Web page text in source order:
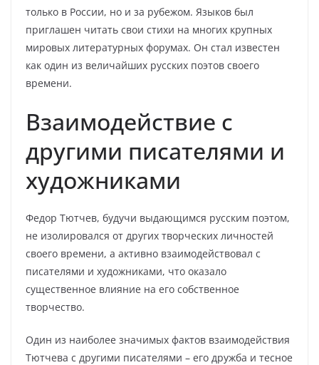
только в России, но и за рубежом. Языков был
приглашен читать свои стихи на многих крупных
мировых литературных форумах. Он стал известен
как один из величайших русских поэтов своего
времени.
Взаимодействие с
другими писателями и
художниками
Федор Тютчев, будучи выдающимся русским поэтом,
не изолировался от других творческих личностей
своего времени, а активно взаимодействовал с
писателями и художниками, что оказало
существенное влияние на его собственное
творчество.
Один из наиболее значимых фактов взаимодействия
Тютчева с другими писателями – его дружба и тесное